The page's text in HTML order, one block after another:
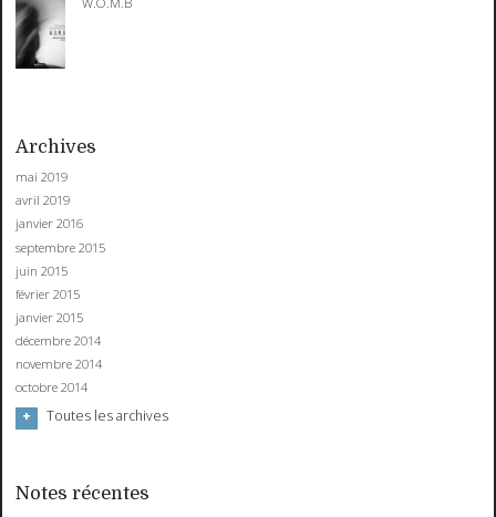
Archives
mai 2019
avril 2019
janvier 2016
septembre 2015
juin 2015
février 2015
janvier 2015
décembre 2014
novembre 2014
octobre 2014
Toutes les archives
Notes récentes